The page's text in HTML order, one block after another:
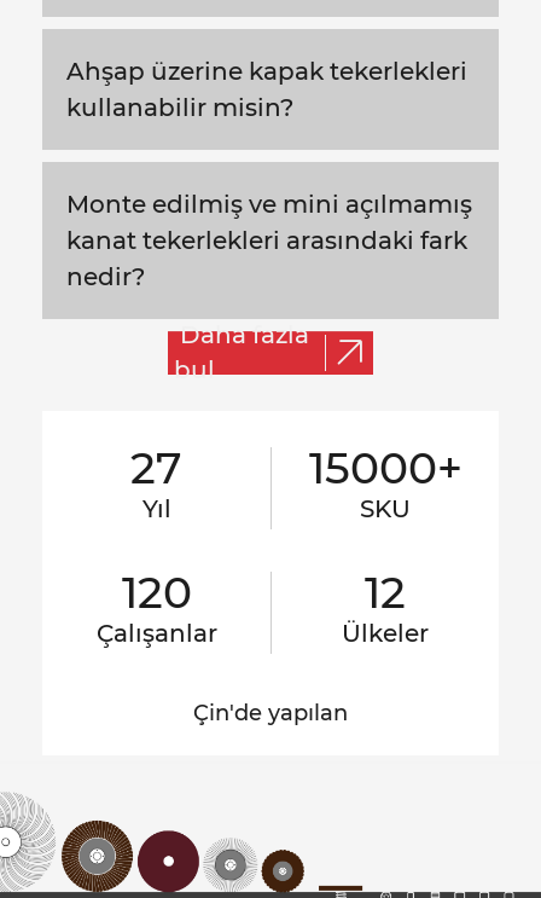
Ahşap üzerine kapak tekerlekleri
kullanabilir misin?
27
Yıl
15000+
SKU
120
Çalışanlar
12
Ülkeler
Çin'de yapılan
Monte edilmiş ve mini açılmamış
kanat tekerlekleri arasındaki fark
nedir?
Daha fazla
bul